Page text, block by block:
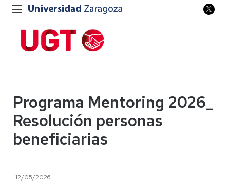
Programa Mentoring 2026_
Resolución personas
beneficiarias
12/05/2026